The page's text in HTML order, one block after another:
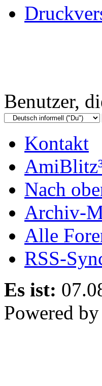
Benutzer,
Kontakt
Nach
Archiv-
Alle
RSS-
Es ist:
Powered by